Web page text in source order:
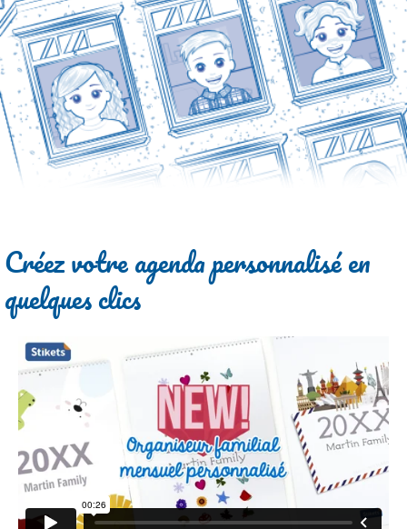
Créez votre agenda personnalisé en
quelques clics